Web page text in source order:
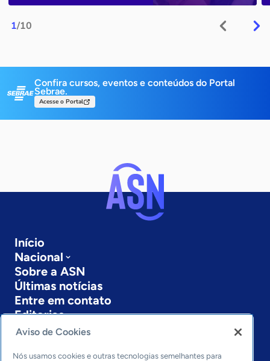
1/10
Confira cursos, eventos e conteúdos do Portal
Sebrae.
Acesse o Portal
Início
Nacional
Sobre a ASN
Últimas notícias
Entre em contato
Editorias
Economia & Política
Inovação & Tecnologia
Aviso de Cookies
Nós usamos cookies e outras tecnologias semelhantes para